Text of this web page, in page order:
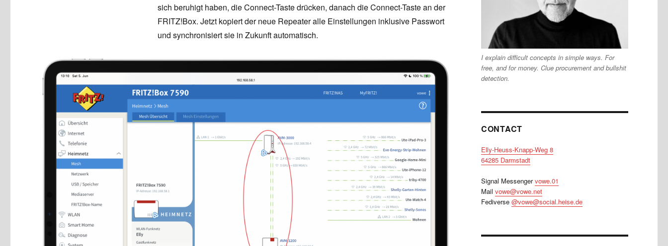
sich beruhigt haben, die Connect-Taste drücken, danach die Connect-Taste an der
FRITZ!Box. Jetzt kopiert der neue Repeater alle Einstellungen inklusive Passwort
und synchronisiert sie in Zukunft automatisch.
I explain difficult concepts in simple ways. For
free, and for money. Clue procurement and bullshit
detection.
CONTACT
Elly-Heuss-Knapp-Weg 8
64285 Darmstadt
Signal Messengervowe.01
Mail vowe@vowe.net
Fediverse @vowe@social.heise.de